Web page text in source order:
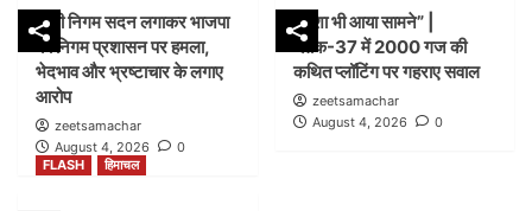
डम्मी निगम सदन लगाकर भाजपा
का निगम प्रशासन पर हमला,
भेदभाव और भ्रष्टाचार के लगाए
आरोप
zeetsamachar
August 4, 2026
0
नक्शा भी आया सामने” |
ब्लॉक-37 में 2000 गज की
कथित प्लॉटिंग पर गहराए सवाल
zeetsamachar
August 4, 2026
0
FLASH हिमाचल